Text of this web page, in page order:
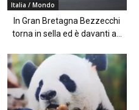
Italia / Mondo
In Gran Bretagna Bezzecchi
torna in sella ed è davanti a...